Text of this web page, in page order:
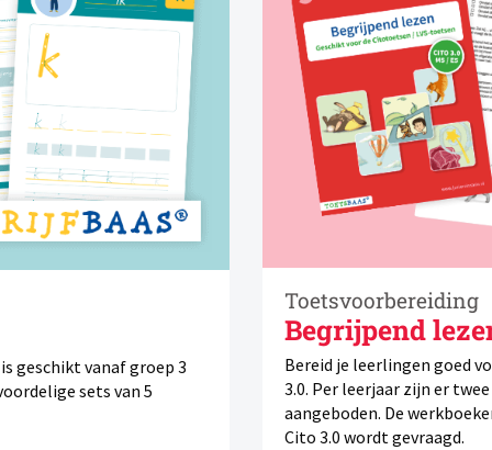
geschikt vanaf groep 3
sets van 5
Toetsvoorbereiding
Begrijpend
Bereid je leerlingen goed
3.0. Per leerjaar zijn er
aangeboden. De
Cito 3.0 wordt gevraagd.